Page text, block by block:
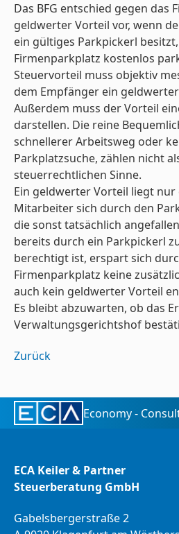
Das BFG entschied gegen das
geldwerter Vorteil vor, wenn
ein gültiges Parkpickerl
Firmenparkplatz kostenlos
Steuervorteil muss objektiv
dem Empfänger ein
Außerdem muss der Vorteil
darstellen. Die reine
schnellerer Arbeitsweg oder
Parkplatzsuche, zählen nicht
steuerrechtlichen Sinne.
Ein geldwerter Vorteil liegt nur
Mitarbeiter sich durch den
die sonst tatsächlich
bereits durch ein Parkpickerl
berechtigt ist, erspart sich
Firmenparkplatz keine
auch kein geldwerter Vorteil
Es bleibt abzuwarten, ob das
Verwaltungsgerichtshof
Zurück
Economy -
ECA Keiler & Partner
Steuerberatung GmbH
Gabelsbergerstraße 2